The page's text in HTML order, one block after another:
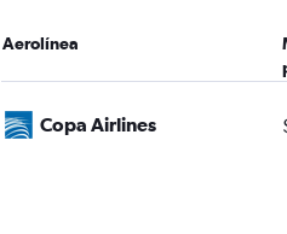
Aerolínea
Copa Airlines